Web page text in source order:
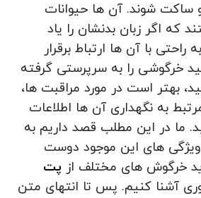
شوند. آن ها حیوانات
که اگر زبان بدنشان را یاد
راحتی با آن ها ارتباط برقرار
خرگوشی را به سرپرستی گرفته
بهتر است در مورد مراقبت ها،
به نگهداری آن ها اطلاعات
ما در این مطلب قصد داریم به
ویژگی های این موجود دوست
خرگوش های مختلف از پت
آشنا کنیم. پس تا انتهای متن